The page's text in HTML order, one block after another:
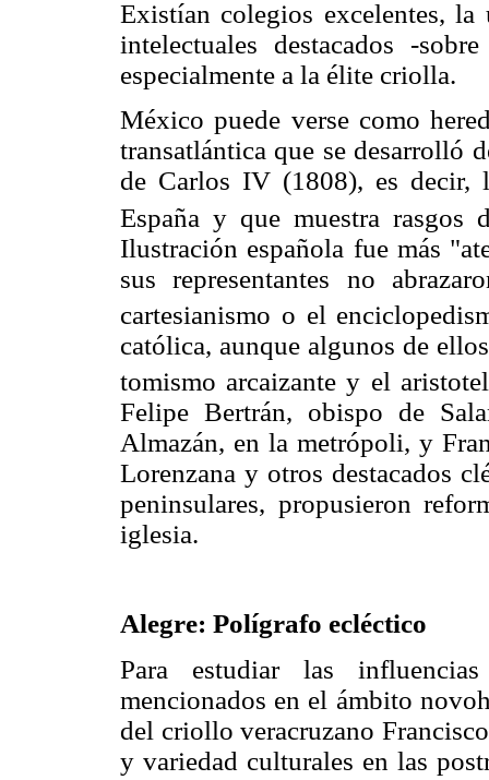
Existían colegios excelentes, la
intelectuales destacados -
especialmente a la élite criolla.
México puede verse como
transatlántica que se desarrolló
de Carlos IV (1808), es decir,
España y que muestra rasgos
Ilustración española fue más
sus representantes no
cartesianismo o el
católica, aunque algunos de
tomismo arcaizante y el
Felipe Bertrán, obispo de
Almazán, en la metrópoli, y
Lorenzana y otros destacados
peninsulares, propusieron
iglesia.
Alegre: Polígrafo ecléctico
Para estudiar las
mencionados en el ámbito
del criollo veracruzano
y variedad culturales en las